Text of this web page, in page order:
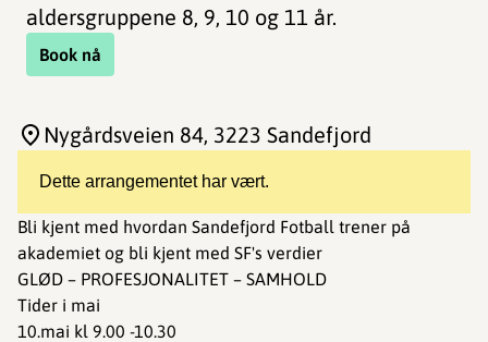
aldersgruppene 8, 9, 10 og 11 år.
Book nå
Dette arrangementet har vært.
Bli kjent med hvordan Sandefjord Fotball trener på
akademiet og bli kjent med SF's verdier
GLØD – PROFESJONALITET – SAMHOLD
Tider i mai
10.mai kl 9.00 -10.30
Nygårdsveien 84, 3223 Sandefjord